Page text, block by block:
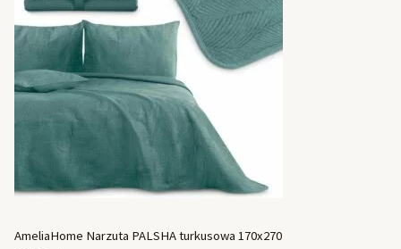
AmeliaHome Narzuta PALSHA turkusowa 170x270